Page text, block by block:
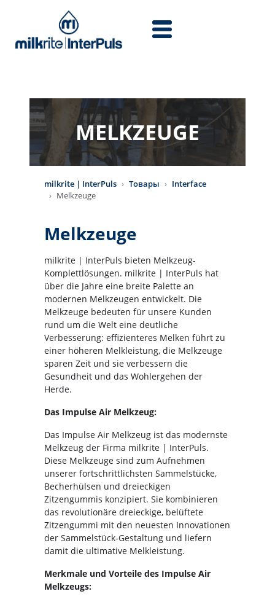
MELKZEUGE
milkrite | InterPuls Товары
Interface
Melkzeuge
Melkzeuge
milkrite | InterPuls bieten Melkzeug-
Komplettlösungen. milkrite | InterPuls hat
über die Jahre eine breite Palette an
modernen Melkzeugen entwickelt. Die
Melkzeuge bedeuten für unsere Kunden
rund um die Welt eine deutliche
Verbesserung: effizienteres Melken führt zu
einer höheren Melkleistung, die Melkzeuge
sparen Zeit und sie verbessern die
Gesundheit und das Wohlergehen der
Herde.
Das Impulse Air Melkzeug:
Das Impulse Air Melkzeug ist das modernste
Melkzeug der Firma milkrite | InterPuls.
Diese Melkzeuge sind zum Aufnehmen
unserer fortschrittlichsten Sammelstücke,
Becherhülsen und dreieckigen
Zitzengummis konzipiert. Sie kombinieren
das revolutionäre dreieckige, belüftete
Zitzengummi mit den neuesten Innovationen
der Sammelstück-Gestaltung und liefern
damit die ultimative Melkleistung.
Merkmale und Vorteile des Impulse Air
Melkzeugs: